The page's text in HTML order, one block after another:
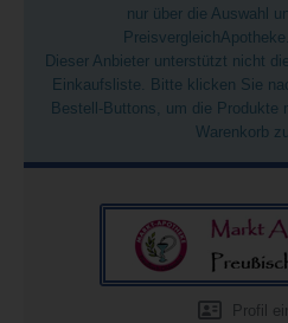
nur über die Auswahl
Dieser Anbieter unterstützt nicht
Einkaufsliste. Bitte klicken Sie
Bestell-Buttons, um die Produkte
Warenkorb
Profil